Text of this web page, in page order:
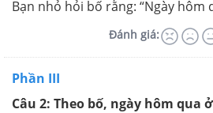
Bạn nhỏ hỏi bố rằng: “Ngày hôm
Đánh giá:
Phần III
Câu 2: Theo bố, ngày hôm qua